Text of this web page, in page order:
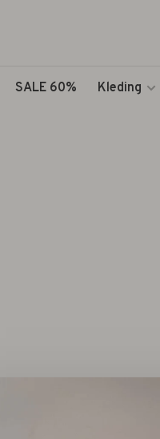
SALE 60% Kleding